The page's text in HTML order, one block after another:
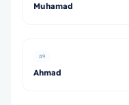
Muhamad
#9
Ahmad